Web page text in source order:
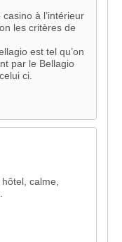
à l’intérieur
les critères de
est tel qu’on
par le Bellagio
ci.
calme,